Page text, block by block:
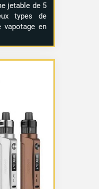
jetable de 5
types de
vapotage en